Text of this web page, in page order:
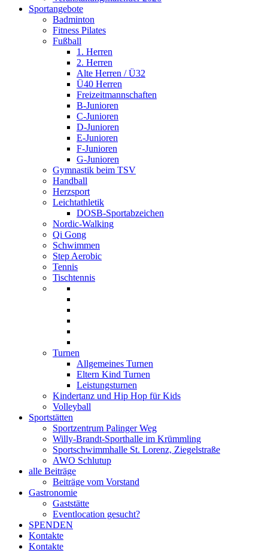
Sportangebote
Badminton
Fitness Pilates
Fußball
1. Herren
2. Herren
Alte Herren / Ü32
Ü40 Herren
Freizeitmannschaften
B-Junioren
C-Junioren
D-Junioren
E-Junioren
F-Junioren
G-Junioren
Gymnastik beim TSV
Handball
Herzsport
Leichtathletik
DOSB-Sportabzeichen
Nordic-Walking
Qi Gong
Schwimmen
Step Aerobic
Tennis
Tischtennis
Turnen
Allgemeines Turnen
Eltern Kind Turnen
Leistungsturnen
Kindertanz und Hip Hop für Kids
Volleyball
Sportstätten
Sportzentrum Palinger Weg
Willy-Brandt-Sporthalle im Krümmling
Sportschwimmhalle St. Lorenz, Ziegelstraße
AWO Schlutup
alle Beiträge
Beiträge vom Vorstand
Gastronomie
Gaststätte
Eventlocation gesucht?
SPENDEN
Kontakte
Kontakte